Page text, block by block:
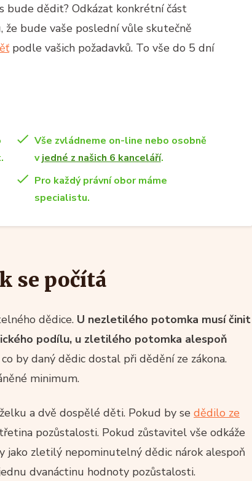
bude dědit? Odkázat konkrétní část
bude vaše poslední vůle skutečně
podle vašich požadavků. To vše do 5 dní
Vše zvládneme on-line nebo osobně
vjedné z našich 6 kanceláří.
Pro každý právní obor máme
specialistu.
se počítá
dědice. U nezletilého potomka musí činit
podílu, u zletilého potomka alespoň
by daný dědic dostal při dědění ze zákona.
minimum.
a dvě dospělé děti. Pokud by se dědilo ze
pozůstalosti. Pokud zůstavitel vše odkáže
jako zletilý nepominutelný dědic nárok alespoň
dvanáctinu hodnoty pozůstalosti.